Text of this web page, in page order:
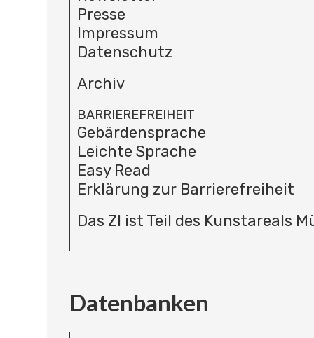
Presse
Impressum
Datenschutz
Archiv
BARRIEREFREIHEIT
Gebärdensprache
Leichte Sprache
Easy Read
Erklärung zur Barrierefreiheit
Das ZI ist Teil des Kunstareals
Datenbanken